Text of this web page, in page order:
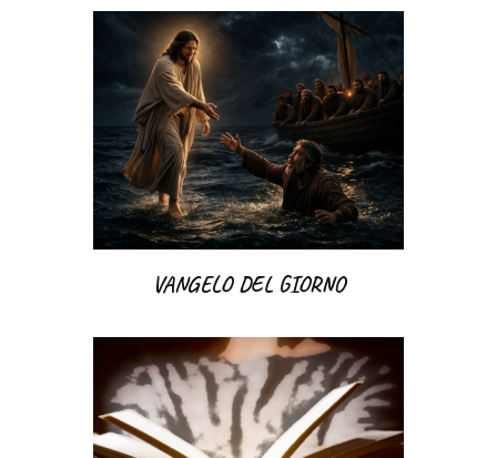
VANGELO DEL GIORNO